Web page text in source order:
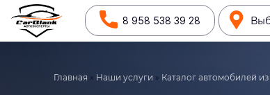
8 958 538 39 28
Главная » Наши услуги » Каталог автомобилей